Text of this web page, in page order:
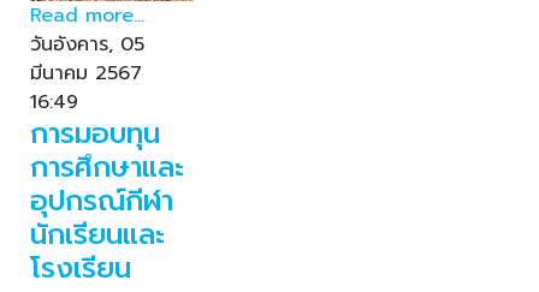
Read more...
วันอังคาร, 05
มีนาคม 2567
16:49
การมอบทุน
การศึกษาและ
อุปกรณ์กีฬา
นักเรียนและ
โรงเรียน